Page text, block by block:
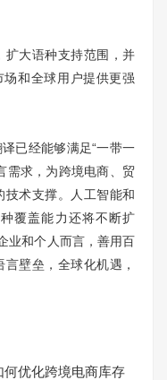
大语种支持范围，并
场和全球用户提供更强
已经能够满足“一带一
需求，为跨境电商、贸
术支撑。人工智能和
覆盖能力还将不断扩
业和个人而言，善用百
壁垒，全球化机遇，
优化跨境电商库存